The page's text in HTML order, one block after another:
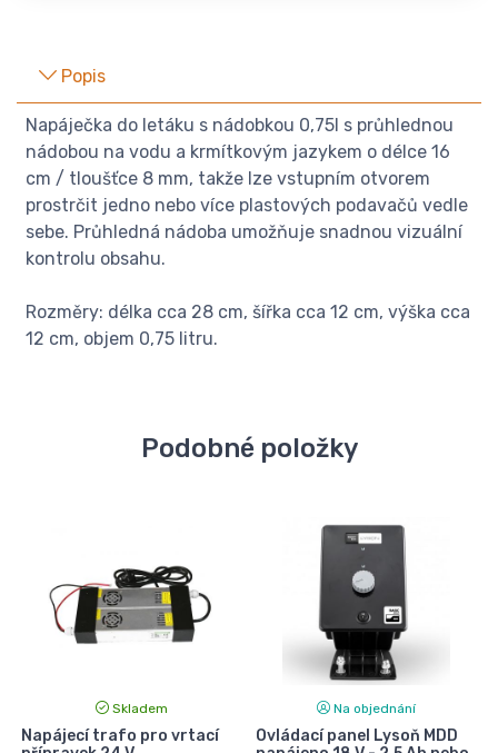
Popis
Napáječka do letáku s nádobkou 0,75l s průhlednou
nádobou na vodu a krmítkovým jazykem o délce 16
cm / tloušťce 8 mm, takže lze vstupním otvorem
prostrčit jedno nebo více plastových podavačů vedle
sebe. Průhledná nádoba umožňuje snadnou vizuální
kontrolu obsahu.
Rozměry: délka cca 28 cm, šířka cca 12 cm, výška cca
12 cm, objem 0,75 litru.
Podobné položky
Skladem
Napájecí trafo pro vrtací
Na objednání
Ovládací panel Lysoň MDD